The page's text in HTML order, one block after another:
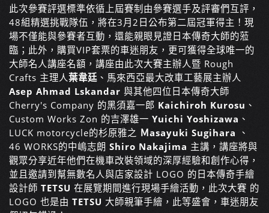
此次參賽評選標準依循上屆賽制由參賽選手及評審們互評，
48組精選挑戰隊伍，將在3月2日公布第二屆冠軍得主！現
場不僅能與參賽者互動，還能親眼見證日本傳奇大師的蒞
臨；此外，購買VIP套票的車迷朋友，更可獲得全球唯一的
大師名人講座名額，講座由此次大賽主辦人暨 Rough
Crafts 主理人葉韋廷 、馬來西亞最大改車工藝展主辦人
Asep Ahmad Lskandar 與其他四位日本傳奇大師
Cherry's Company 的黑須嘉一郎 Kaichiroh Kurosu 、
Custom Works Zon 的吉澤雄一 Yuichi Yoshizawa 、
LUCK motorcycle的杉原雅之 Ｍasayuki Sugihara 、
46 WORKS的中嶋志朗 Shiro Nakajima 主講，講座將與
觀眾分享近年他們在機車改裝領域的深厚經驗和創作心得，
並且邀請到幫無數名人與店家設計 LOGO 的日本傳奇手繪
設計師 TETSU 在展覽期間進行現場手繪活動，此次大賽 的
LOGO 也是由 TETSU 大師親筆手繪，此等盛會，車迷朋友